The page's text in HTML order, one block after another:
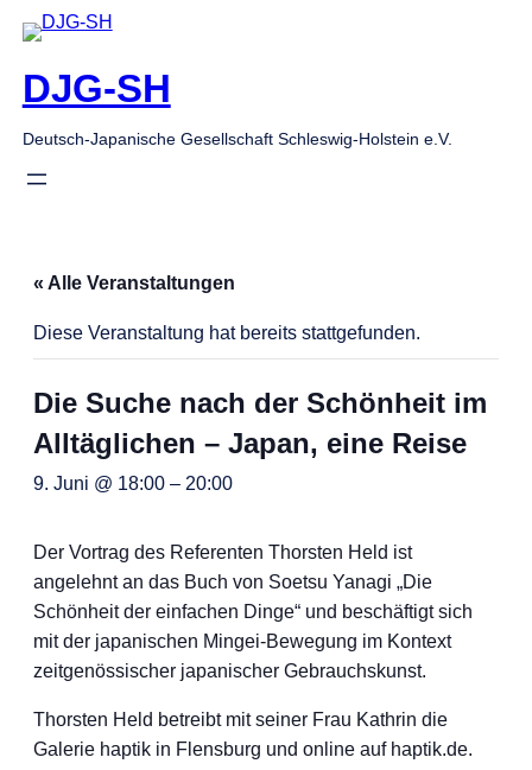
DJG-SH
Deutsch-Japanische Gesellschaft Schleswig-Holstein e.V.
« Alle Veranstaltungen
Diese Veranstaltung hat bereits stattgefunden.
Die Suche nach der Schönheit im
Alltäglichen – Japan, eine Reise
9. Juni @ 18:00 – 20:00
Der Vortrag des Referenten Thorsten Held ist
angelehnt an das Buch von Soetsu Yanagi „Die
Schönheit der einfachen Dinge“ und beschäftigt sich
mit der japanischen Mingei-Bewegung im Kontext
zeitgenössischer japanischer Gebrauchskunst.
Thorsten Held betreibt mit seiner Frau Kathrin die
Galerie haptik in Flensburg und online auf haptik.de.